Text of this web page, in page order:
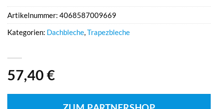
57,40 €
Artikelnummer: 4068587009669
Kategorien: Dachbleche,Trapezbleche